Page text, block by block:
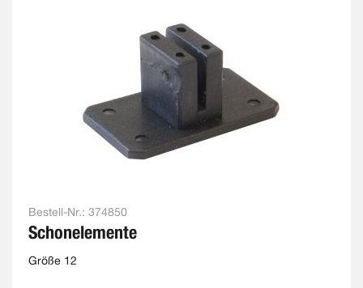
Bestell-Nr.: 374850
Schonelemente
Größe 12